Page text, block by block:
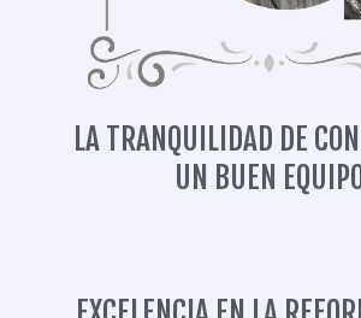
LA TRANQUILIDAD DE
UN BUEN